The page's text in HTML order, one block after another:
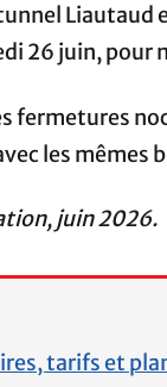
Liautaud
26 juin, pour
fermetures
les mêmes
juin 2026.
tarifs et